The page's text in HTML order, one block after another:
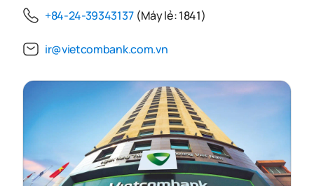
+84-24-39343137 (Máy lẻ: 1841)
ir@vietcombank.com.vn